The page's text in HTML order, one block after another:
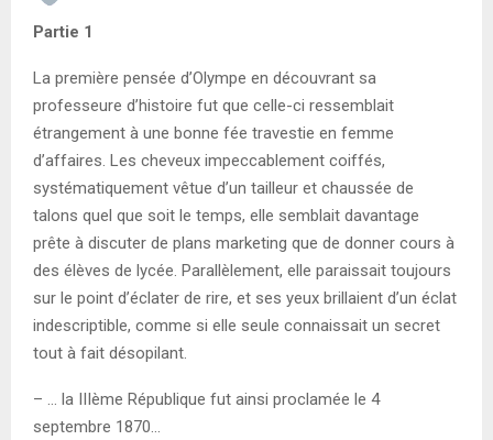
Partie 1
La première pensée d’Olympe en découvrant sa
professeure d’histoire fut que celle-ci ressemblait
étrangement à une bonne fée travestie en femme
d’affaires. Les cheveux impeccablement coiffés,
systématiquement vêtue d’un tailleur et chaussée de
talons quel que soit le temps, elle semblait davantage
prête à discuter de plans marketing que de donner cours à
des élèves de lycée. Parallèlement, elle paraissait toujours
sur le point d’éclater de rire, et ses yeux brillaient d’un éclat
indescriptible, comme si elle seule connaissait un secret
tout à fait désopilant.
– … la IIIème République fut ainsi proclamée le 4
septembre 1870…